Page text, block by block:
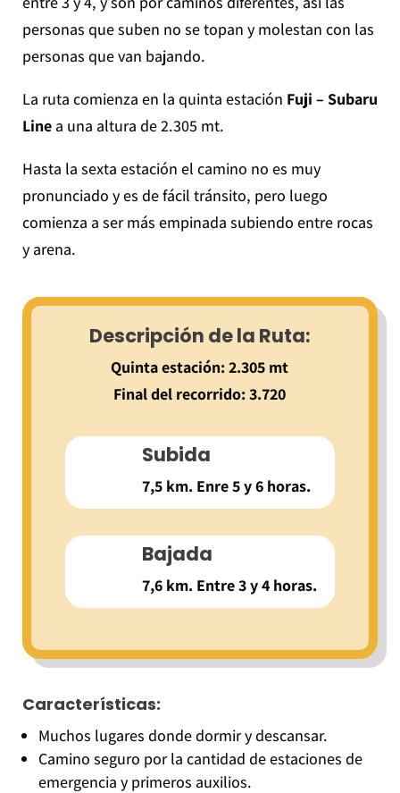
personas que suben no se topan y molestan con las
personas que van bajando.
La ruta comienza en la quinta estación Fuji – Subaru
Linea una altura de 2.305 mt.
Hasta la sexta estación el camino no es muy
pronunciado y es de fácil tránsito, pero luego
comienza a ser más empinada subiendo entre rocas
y arena.
Descripción de la Ruta:
Quinta estación: 2.305 mt
Final del recorrido: 3.720
Subida
7,5 km. Enre 5 y 6 horas.
Bajada
7,6 km. Entre 3 y 4 horas.
Características:
Muchos lugares donde dormir y descansar.
Camino seguro por la cantidad de estaciones de
emergencia y primeros auxilios.